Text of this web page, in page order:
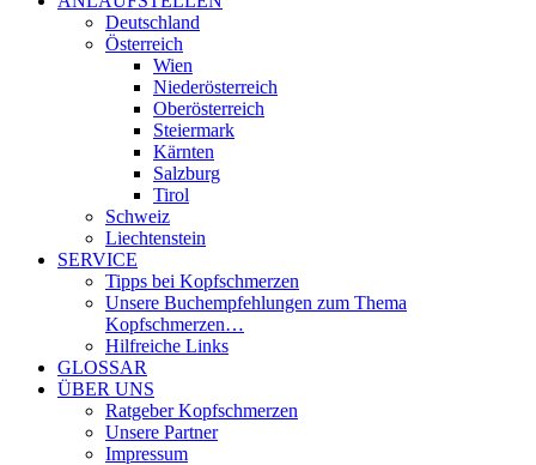
Deutschland
Österreich
Wien
Niederösterreich
Oberösterreich
Steiermark
Kärnten
Salzburg
Tirol
Schweiz
Liechtenstein
SERVICE
Tipps bei Kopfschmerzen
Unsere Buchempfehlungen zum Thema
Kopfschmerzen…
Hilfreiche Links
GLOSSAR
ÜBER UNS
Ratgeber Kopfschmerzen
Unsere Partner
Impressum